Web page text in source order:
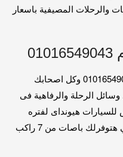
السفريات والرحلات المصيفية باسعار
اجر فان عائلى ليك وانت واسرتك 01016549043 وكل اصحابك
الرحلة والرفاهية فى
هيونداى لفتره
محدوده .مع الدولية كار لنقل السياحي هتوفرلك باصات من 7 راكب